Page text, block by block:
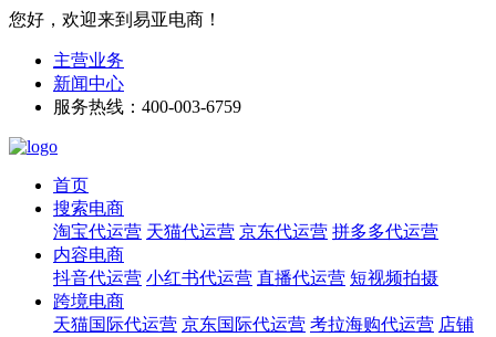
您好，欢迎来到易亚电商！
主营业务
新闻中心
服务热线：400-003-6759
首页
搜索电商
淘宝代运营 天猫代运营 京东代运营 拼多多代运营
内容电商
抖音代运营 小红书代运营 直播代运营 短视频拍摄
跨境电商
天猫国际代运营 京东国际代运营 考拉海购代运营 店铺